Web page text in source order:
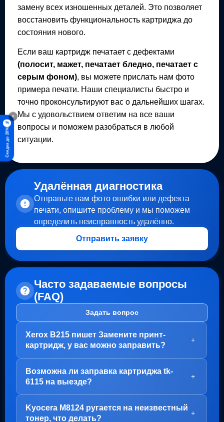
×
%
Скидка до 20%
замену всех изношенных деталей. Это позволяет
восстановить функциональность картриджа до
состояния нового.
Если ваш картридж печатает с дефектами
(полосит, мажет, печатает бледно, печатает с
серым фоном), вы можете прислать нам фото
примера печати. Наши специалисты быстро и
точно проконсультируют вас о дальнейших шагах.
Мы с удовольствием ответим на все ваши
вопросы и поможем разобраться в любой
ситуации.
Удалённая диагностика
Отправьте нам фото ошибки или дефекта
печати, опишите проблему и мы поможем
определить неисправность удалённо.
Отправить заявку
Часто задаваемые вопросы
(FAQ)
Задать вопрос
Xerox B215 пишет Замените принт-
картридж, у вас можно заправить?
+
В вашем случае, заправка картриджа не требуется.
Проблема с блоком барабана (Принт-картридж), у
него просто закончился ресурс.
Варианта два:
Возможна ли заправка картриджа tk-
6115 на выезде?
+
Да, заправка картриджа TK-6115 возможна как в
Kyocera M8124 ругается на неизвестный
тонер, что делать?
+